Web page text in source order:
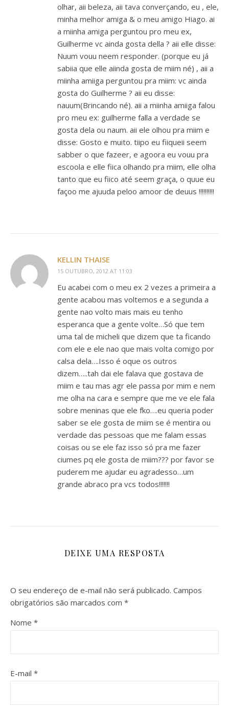
olhar, aii beleza, aii tava converçando, eu , ele,
minha melhor amiga & o meu amigo Hiago. ai
a miinha amiga perguntou pro meu ex,
Guilherme vc ainda gosta della ? aii elle disse:
Nuum vouu neem responder. (porque eu já
sabiia que elle aiinda gosta de miim né) , aii a
miinha amiiga perguntou pra miim: vc ainda
gosta do Guilherme ? aii eu disse:
nauum(Brincando né). aii a miinha amiiga falou
pro meu ex: guilherme falla a verdade se
gosta dela ou naum. aii ele olhou pra miim e
disse: Gosto e muito. tiipo eu fiiqueii seem
sabber o que fazeer, e agoora eu vouu pra
escoola e elle fiica olhando pra miim, elle olha
tanto que eu fiico até seem graça, o quue eu
façoo me ajuuda peloo amoor de deuus !!!!!!!!!!
KELLIN THAISE
15 OUTUBRO, 2012 AT 11:03
Eu acabei com o meu ex 2 vezes a primeira a
gente acabou mas voltemos e a segunda a
gente nao volto mais mais eu tenho
esperanca que a gente volte…Só que tem
uma tal de micheli que dizem que ta ficando
com ele e ele nao que mais volta comigo por
calsa dela….Isso é oque os outros
dizem…..tah dai ele falava que gostava de
miim e tau mas agr ele passa por mim e nem
me olha na cara e sempre que me ve ele fala
sobre meninas que ele fko….eu queria poder
saber se ele gosta de miim se é mentira ou
verdade das pessoas que me falam essas
coisas ou se ele faz isso só pra me fazer
ciumes pq ele gosta de miim??? por favor se
puderem me ajudar eu agradesso…um
grande abraco pra vcs todos!!!!!!!
DEIXE UMA RESPOSTA
O seu endereço de e-mail não será publicado. Campos
obrigatórios são marcados com *
Nome *
E-mail *